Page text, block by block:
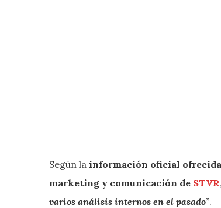
Según la información oficial ofrecida
marketing y comunicación de STVR
varios análisis internos en el pasado”.